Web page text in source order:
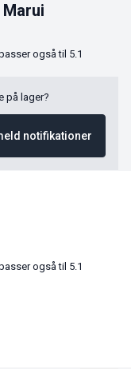
også til 5.1
på lager?
notifikationer
også til 5.1